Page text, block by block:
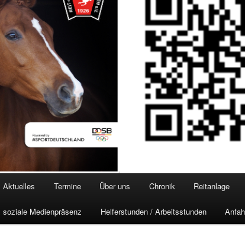
Aktuelles Termine Über uns Chronik Reitanlage
soziale Medienpräsenz Helferstunden / Arbeitsstunden